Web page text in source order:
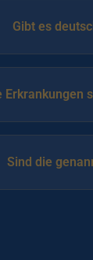
Gibt es
Erkrankungen
Sind die